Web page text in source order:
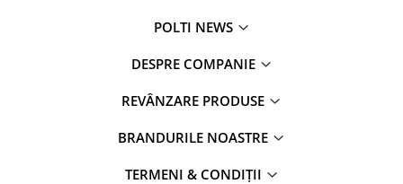
POLTI NEWS
DESPRE COMPANIE
REVÂNZARE PRODUSE
BRANDURILE NOASTRE
TERMENI & CONDIȚII